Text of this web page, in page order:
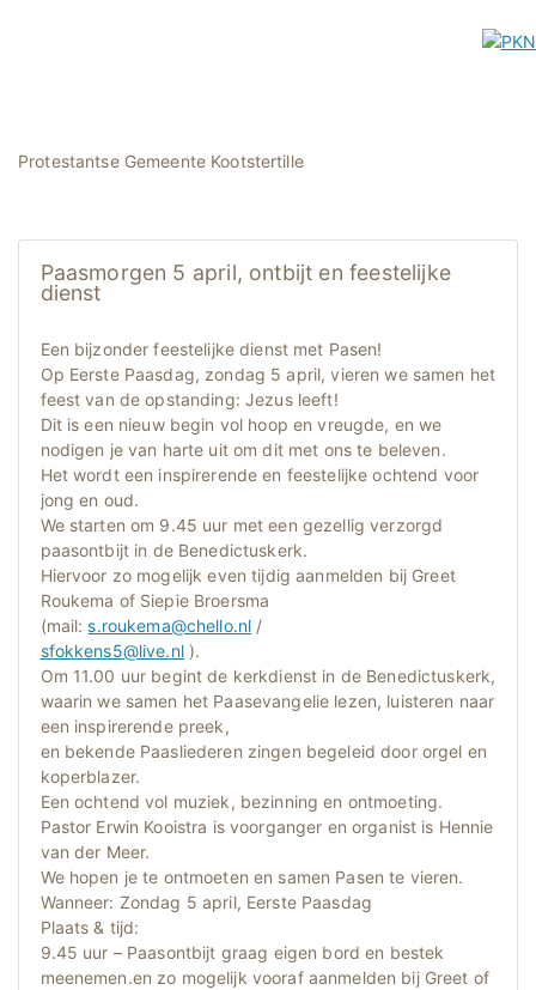
Protestantse Gemeente Kootstertille
Paasmorgen 5 april, ontbijt en feestelijke
dienst
Een bijzonder feestelijke dienst met Pasen!
Op Eerste Paasdag, zondag 5 april, vieren we samen het
feest van de opstanding: Jezus leeft!
Dit is een nieuw begin vol hoop en vreugde, en we
nodigen je van harte uit om dit met ons te beleven.
Het wordt een inspirerende en feestelijke ochtend voor
jong en oud.
We starten om 9.45 uur met een gezellig verzorgd
paasontbijt in de Benedictuskerk.
Hiervoor zo mogelijk even tijdig aanmelden bij Greet
Roukema of Siepie Broersma
(mail: s.roukema@chello.nl /
sfokkens5@live.nl).
Om 11.00 uur begint de kerkdienst in de Benedictuskerk,
waarin we samen het Paasevangelie lezen, luisteren naar
een inspirerende preek,
en bekende Paasliederen zingen begeleid door orgel en
koperblazer.
Een ochtend vol muziek, bezinning en ontmoeting.
Pastor Erwin Kooistra is voorganger en organist is Hennie
van der Meer.
We hopen je te ontmoeten en samen Pasen te vieren.
Wanneer: Zondag 5 april, Eerste Paasdag
Plaats & tijd:
9.45 uur – Paasontbijt graag eigen bord en bestek
meenemen.en zo mogelijk vooraf aanmelden bij Greet of